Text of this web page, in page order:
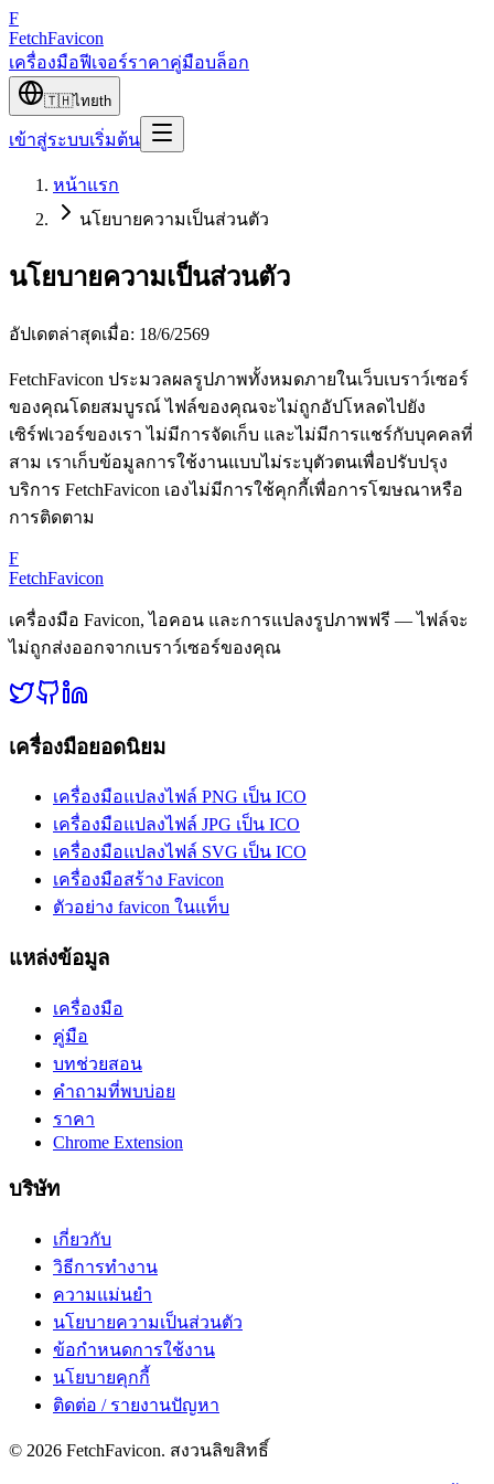
F
FetchFavicon
เครื่องมือฟีเจอร์ราคาคู่มือบล็อก
🇹🇭ไทยth
เข้าสู่ระบบเริ่มต้น
หน้าแรก
นโยบายความเป็นส่วนตัว
นโยบายความเป็นส่วนตัว
อัปเดตล่าสุดเมื่อ: 18/6/2569
FetchFavicon ประมวลผลรูปภาพทั้งหมดภายในเว็บเบราว์เซอร์
ของคุณโดยสมบูรณ์ ไฟล์ของคุณจะไม่ถูกอัปโหลดไปยัง
เซิร์ฟเวอร์ของเรา ไม่มีการจัดเก็บ และไม่มีการแชร์กับบุคคลที่
สาม เราเก็บข้อมูลการใช้งานแบบไม่ระบุตัวตนเพื่อปรับปรุง
บริการ FetchFavicon เองไม่มีการใช้คุกกี้เพื่อการโฆษณาหรือ
การติดตาม
F
FetchFavicon
เครื่องมือ Favicon, ไอคอน และการแปลงรูปภาพฟรี — ไฟล์จะ
ไม่ถูกส่งออกจากเบราว์เซอร์ของคุณ
เครื่องมือยอดนิยม
เครื่องมือแปลงไฟล์ PNG เป็น ICO
เครื่องมือแปลงไฟล์ JPG เป็น ICO
เครื่องมือแปลงไฟล์ SVG เป็น ICO
เครื่องมือสร้าง Favicon
ตัวอย่าง favicon ในแท็บ
แหล่งข้อมูล
เครื่องมือ
คู่มือ
บทช่วยสอน
คำถามที่พบบ่อย
ราคา
Chrome Extension
บริษัท
เกี่ยวกับ
วิธีการทำงาน
ความแม่นยำ
นโยบายความเป็นส่วนตัว
ข้อกำหนดการใช้งาน
นโยบายคุกกี้
ติดต่อ / รายงานปัญหา
© 2026 FetchFavicon. สงวนลิขสิทธิ์